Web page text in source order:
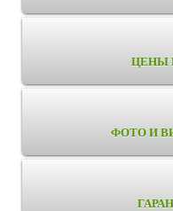
ЦЕНЫ
ФОТО И